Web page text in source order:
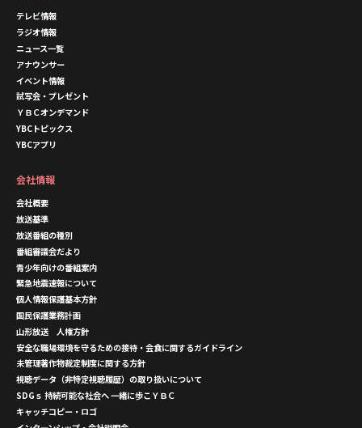
テレビ情報
ラジオ情報
ニュース一覧
アナウンサー
イベント情報
試写会・プレゼント
ＹＢＣオンデマンド
YBCトピックス
YBCアプリ
会社情報
会社概要
放送基準
放送番組の種別
番組審議会だより
青少年向けの番組案内
緊急地震速報について
個人情報保護基本方針
国民保護業務計画
山形放送 人権方針
安全な職場環境を守るための接待・会食に関するガイドライン
未管理著作物裁定制度に関する方針
視聴データ（非特定視聴履歴）の取り扱いについて
SDGｓ 持続可能な社会へ 一緒に歩こＹＢＣ
キャッチコピー・ロゴ